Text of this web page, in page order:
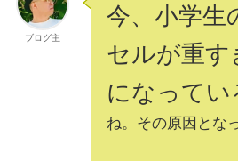
ブログ主
今、小学生
セルが重す
になってい
ね。その原因とな